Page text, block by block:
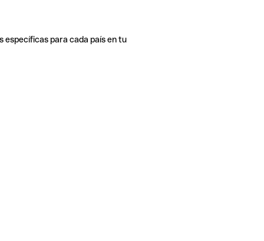
específicas para cada país en tu